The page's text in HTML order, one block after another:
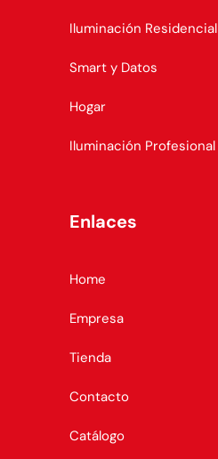
Iluminación Residencial
Smart y Datos
Hogar
Iluminación Profesional
Enlaces
Home
Empresa
Tienda
Contacto
Catálogo